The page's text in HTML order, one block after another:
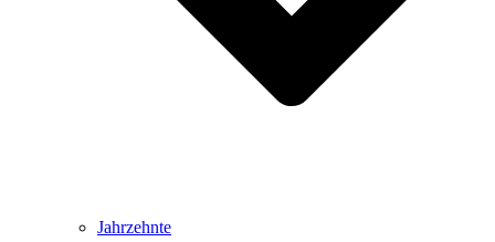
Jahrzehnte